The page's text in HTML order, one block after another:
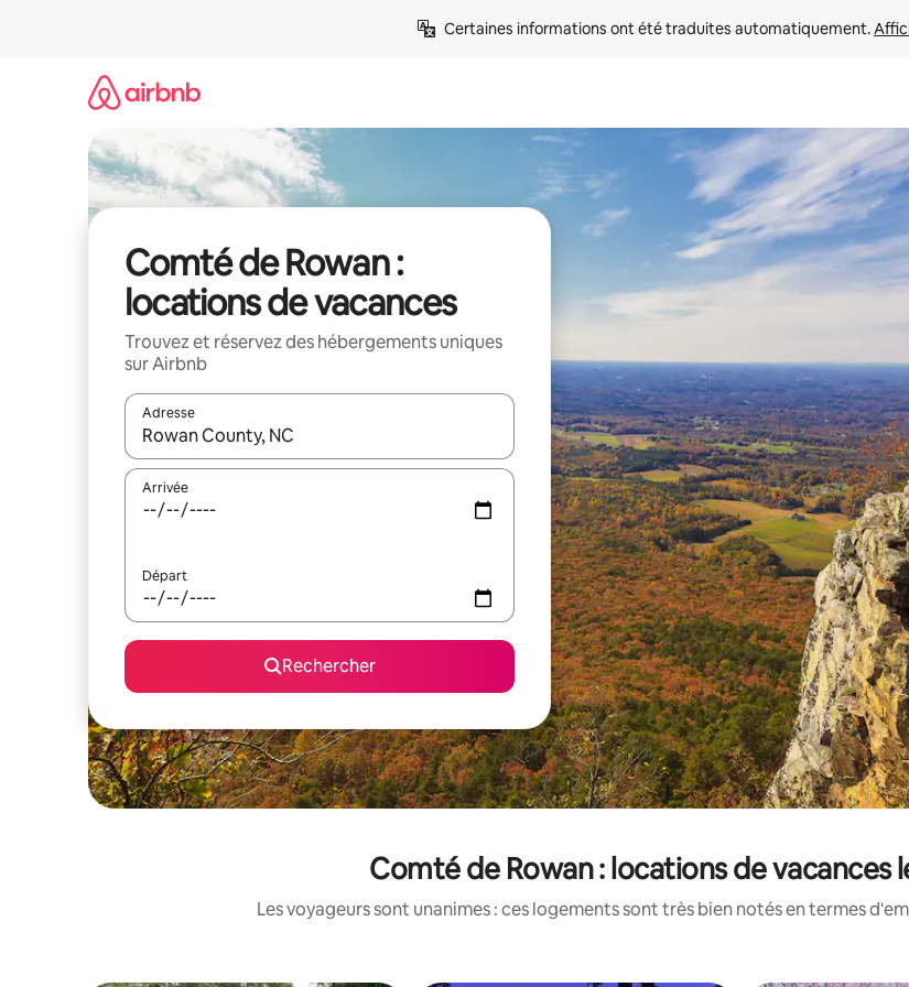
Certaines informations ont été traduites automatiquement.
Comté de Rowan :
locations de vacances
Trouvez et réservez des hébergements uniques
sur Airbnb
Adresse
Lorsque les résultats s'affichent, utilisez les flèches vers le haut et vers le bas pour les parcourir ou en
Arrivée
Départ
Rechercher
Comté de Rowan : locations de vacances
Les voyageurs sont unanimes : ces logements sont très bien notés en termes